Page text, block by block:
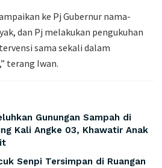
ke Pj Gubernur nama-
dan Pj melakukan pengukuhan
sama sekali dalam
terang Iwan.
Gunungan Sampah di
Kali Angke 03, Khawatir Anak
Senpi Tersimpan di Ruangan